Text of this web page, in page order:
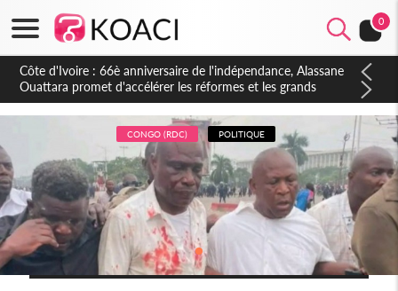
0
Côte d'Ivoire : À Abidjan, Amadou Oury Bah admire le modèle
ivoirien et veut s'en inspirer pour accélérer le développement
de la Guinée
CONGO (RDC) POLITIQUE